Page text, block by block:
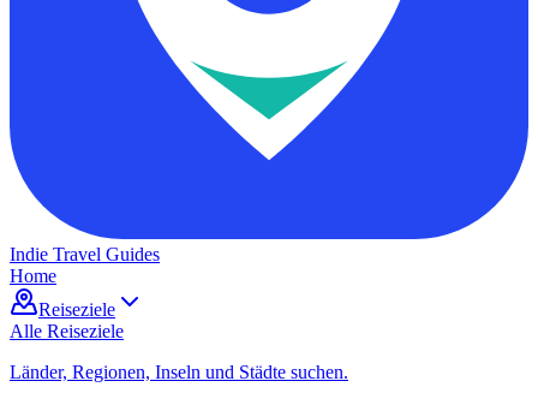
Indie Travel Guides
Home
Reiseziele
Alle Reiseziele
Länder, Regionen, Inseln und Städte suchen.